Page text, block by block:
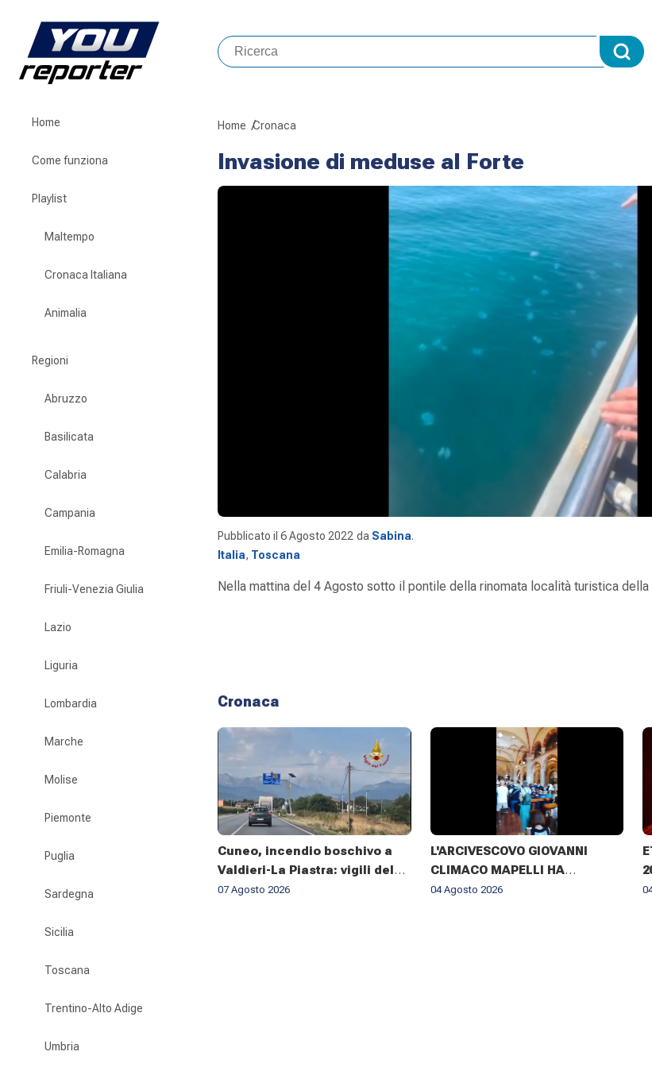
Home
Come funziona
Playlist
Maltempo
Cronaca Italiana
Animalia
Regioni
Abruzzo
Basilicata
Calabria
Campania
Emilia-Romagna
Friuli-Venezia Giulia
Lazio
Liguria
Lombardia
Marche
Molise
Piemonte
Puglia
Sardegna
Sicilia
Toscana
Trentino-Alto Adige
Umbria
Home Cronaca
Invasione di meduse al Forte
Pubblicato il 6 Agosto 2022 da Sabina.
Italia, Toscana
Nella mattina del 4 Agosto sotto il pontile della rinomata località turistica della
Cronaca
Cuneo, incendio boschivo a
Valdieri-La Piastra: vigili del
fuoco al lavoro da sette giorni
07 Agosto 2026
L'ARCIVESCOVO GIOVANNI
CLIMACO MAPELLI HA
PRESENZIATO AL FUNERALE DI
04 Agosto 2026